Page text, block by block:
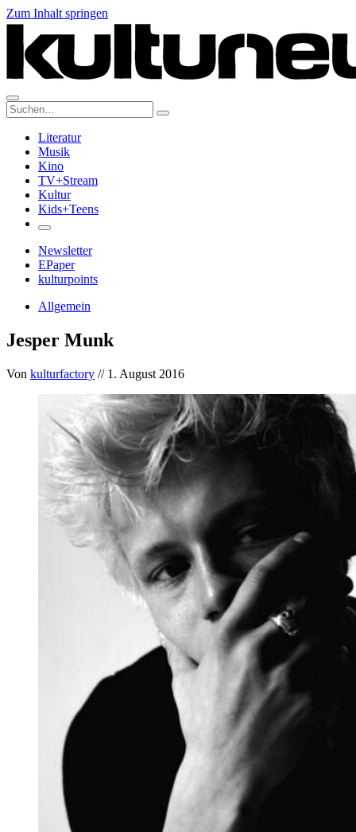
Zum Inhalt springen
Suche:
Literatur
Musik
Kino
TV+Stream
Kultur
Kids+Teens
Newsletter
EPaper
kulturpoints
Allgemein
Jesper Munk
Von kulturfactory // 1. August 2016